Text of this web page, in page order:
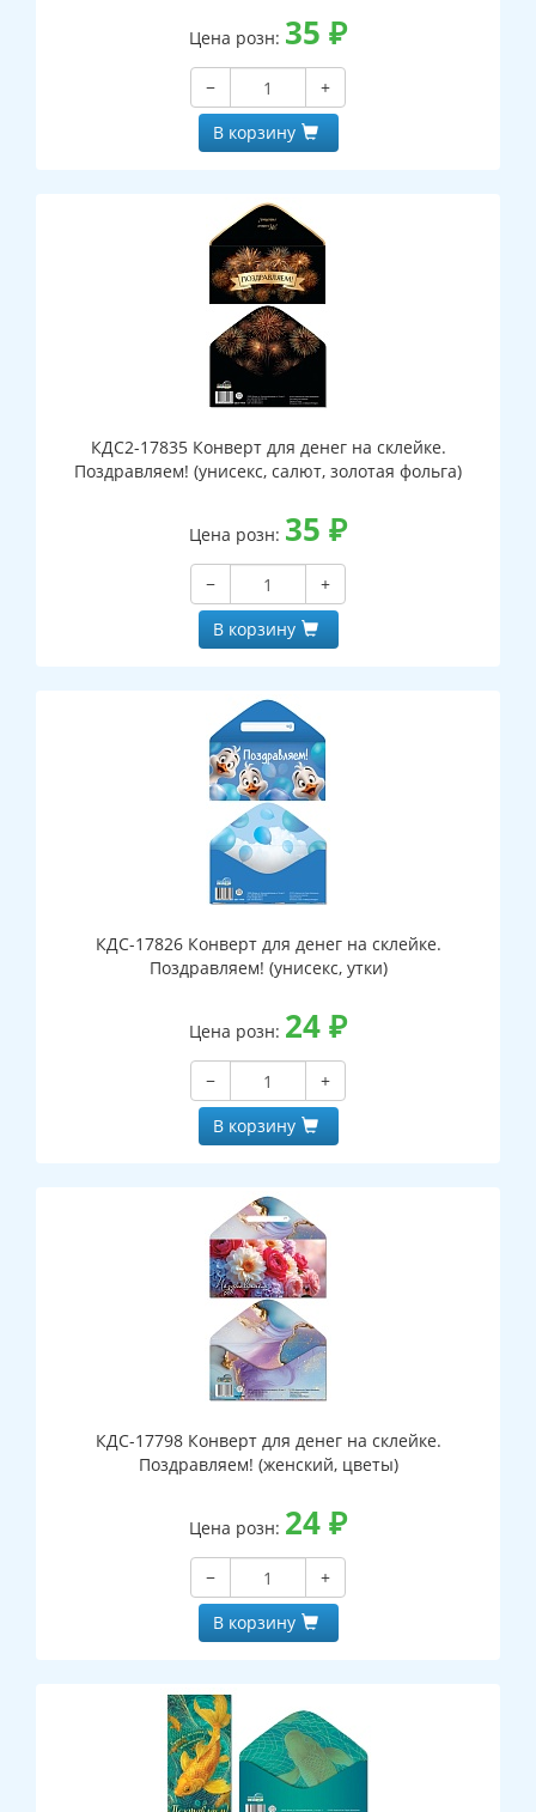
Цена розн: 35 ₽
−
+
В корзину
КДС2-17835 Конверт для денег на склейке.
Поздравляем! (унисекс, салют, золотая фольга)
Цена розн: 35 ₽
−
+
В корзину
КДС-17826 Конверт для денег на склейке.
Поздравляем! (унисекс, утки)
Цена розн: 24₽
−
+
В корзину
КДС-17798 Конверт для денег на склейке.
Поздравляем! (женский, цветы)
Цена розн: 24₽
−
+
В корзину